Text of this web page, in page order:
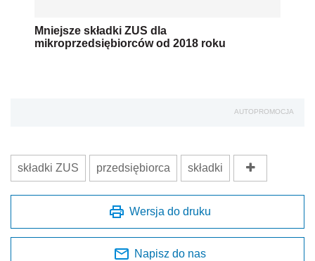
Mniejsze składki ZUS dla
mikroprzedsiębiorców od 2018 roku
AUTOPROMOCJA
składki ZUS przedsiębiorca składki
Wersja do druku
Napisz do nas